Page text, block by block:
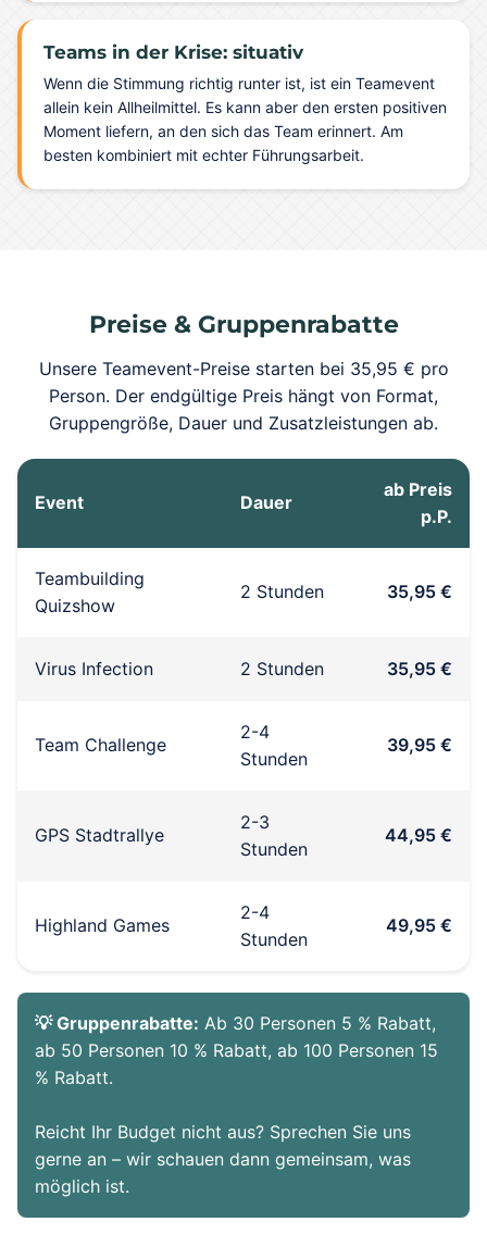
Teams in der Krise: situativ
Wenn die Stimmung richtig runter ist, ist ein Teamevent
allein kein Allheilmittel. Es kann aber den ersten positiven
Moment liefern, an den sich das Team erinnert. Am
besten kombiniert mit echter Führungsarbeit.
Preise & Gruppenrabatte
Unsere Teamevent-Preise starten bei 35,95 € pro
Person. Der endgültige Preis hängt von Format,
Gruppengröße, Dauer und Zusatzleistungen ab.
Event Dauer
ab Preis
p.P.
Teambuilding
Quizshow
2 Stunden 35,95 €
Virus Infection 2 Stunden 35,95 €
Team Challenge
2-4
Stunden
39,95 €
GPS Stadtrallye
2-3
Stunden
44,95 €
Highland Games
2-4
Stunden
49,95 €
💡 Gruppenrabatte: Ab 30 Personen 5 % Rabatt,
ab 50 Personen 10 % Rabatt, ab 100 Personen 15
% Rabatt.
Reicht Ihr Budget nicht aus? Sprechen Sie uns
gerne an – wir schauen dann gemeinsam, was
möglich ist.